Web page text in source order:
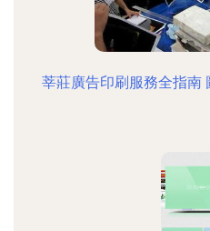
莘莊廣告印刷服務全指南